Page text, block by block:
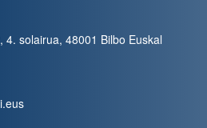
4. solairua, 48001 Bilbo Euskal